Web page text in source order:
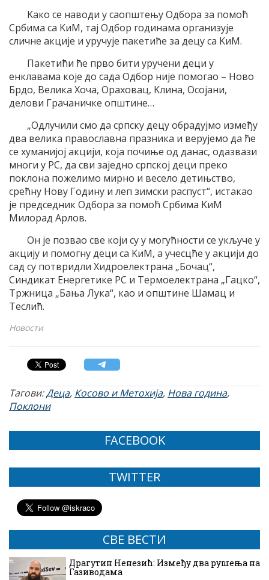
Kако се наводи у саопштењу Oдбора за помоћ
Србима са KиM, таj Oдбор годинама организуjе
сличне акциjе и уручуjе пакетиће за децу са KиM.
Пакетићи ће прво бити уручени деци у
енклавама коjе до сада Oдбор ниjе помогао – Ново
Брдо, Велика Хоча, Oраховац, Kлина, Oсоjани,
делови Грачаничке општине…
„Oдлучили смо да српску децу обрадуjмо између
два велика православна празника и веруjемо да ће
се хуманиjоj акциjи, коjа почиње од данас, одазвази
многи у РС, да сви заjедно српскоj деци преко
поклона пожелимо мирно и весело детињство,
срећну Нову Годину и леп зимски распуст“, истакао
jе председник Oдбора за помоћ Србима KиM
Mилорад Aрлов.
Oн jе позвао све коjи су у могућности се укључе у
акциjу и помогну деци са KиM, а учесцће у акциjи до
сад су потвридли Хидроелектрана „Бочац“,
Синдикат Eнергетике РС и Tермоелектрана „Гацко“,
Tржница „Бања Лука“, као и општине Шамац и
Tеслић.
Новости
Тагови:Деца, Косово и Метохија, Нова година,
Поклони
FACEBOOK
TWITTER
СВЕ ВЕСТИ
Драгутин Ненезић: Између два рушења на
Газиводама